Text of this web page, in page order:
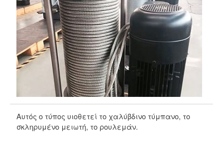
Αυτός ο τύπος υιοθετεί το χαλύβδινο τύμπανο, το
σκληρυμένο μειωτή, το ρουλεμάν.